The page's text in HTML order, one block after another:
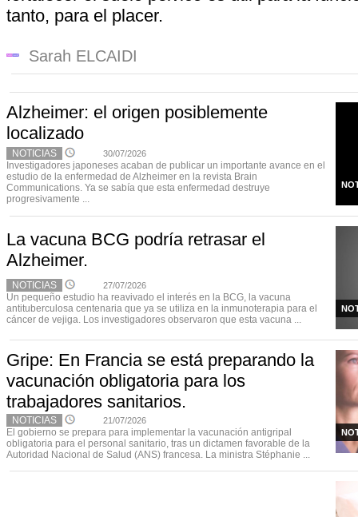
tanto, para el placer.
Sarah ELCAIDI
Alzheimer: el origen posiblemente
localizado
NOTICIAS 30/07/2026
Investigadores japoneses acaban de publicar un importante avance en el
estudio de la enfermedad de Alzheimer en la revista Brain
Communications. Ya se sabía que esta enfermedad destruye
progresivamente ...
La vacuna BCG podría retrasar el
Alzheimer.
NOTICIAS 27/07/2026
Un pequeño estudio ha reavivado el interés en la BCG, la vacuna
antituberculosa centenaria que ya se utiliza en la inmunoterapia para el
cáncer de vejiga. Los investigadores observaron que esta vacuna ...
Gripe: En Francia se está preparando la
vacunación obligatoria para los
trabajadores sanitarios.
NOTICIAS 21/07/2026
El gobierno se prepara para implementar la vacunación antigripal
obligatoria para el personal sanitario, tras un dictamen favorable de la
Autoridad Nacional de Salud (ANS) francesa. La ministra Stéphanie ...